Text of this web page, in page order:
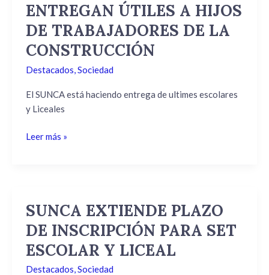
ENTREGAN ÚTILES A HIJOS
DE TRABAJADORES DE LA
CONSTRUCCIÓN
Destacados Sociedad
El SUNCA está haciendo entrega de ultimes escolares
y Liceales
ENTREGAN
A
HIJOS
DE
DE
LA
Leer más »
SUNCA EXTIENDE PLAZO
DE INSCRIPCIÓN PARA SET
ESCOLAR Y LICEAL
Destacados,Sociedad
SUNCA
PLAZO
DE
INSCRIPCIÓN